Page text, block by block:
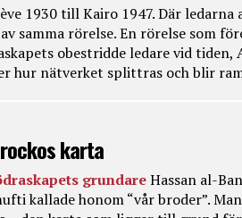
1930 till Kairo 1947. Där ledarna
samma rörelse. En rörelse som
obestridde ledare vid tiden,
hur nätverket splittras och blir
karta
grundareHassan al-
kallade honom “vår broder”.